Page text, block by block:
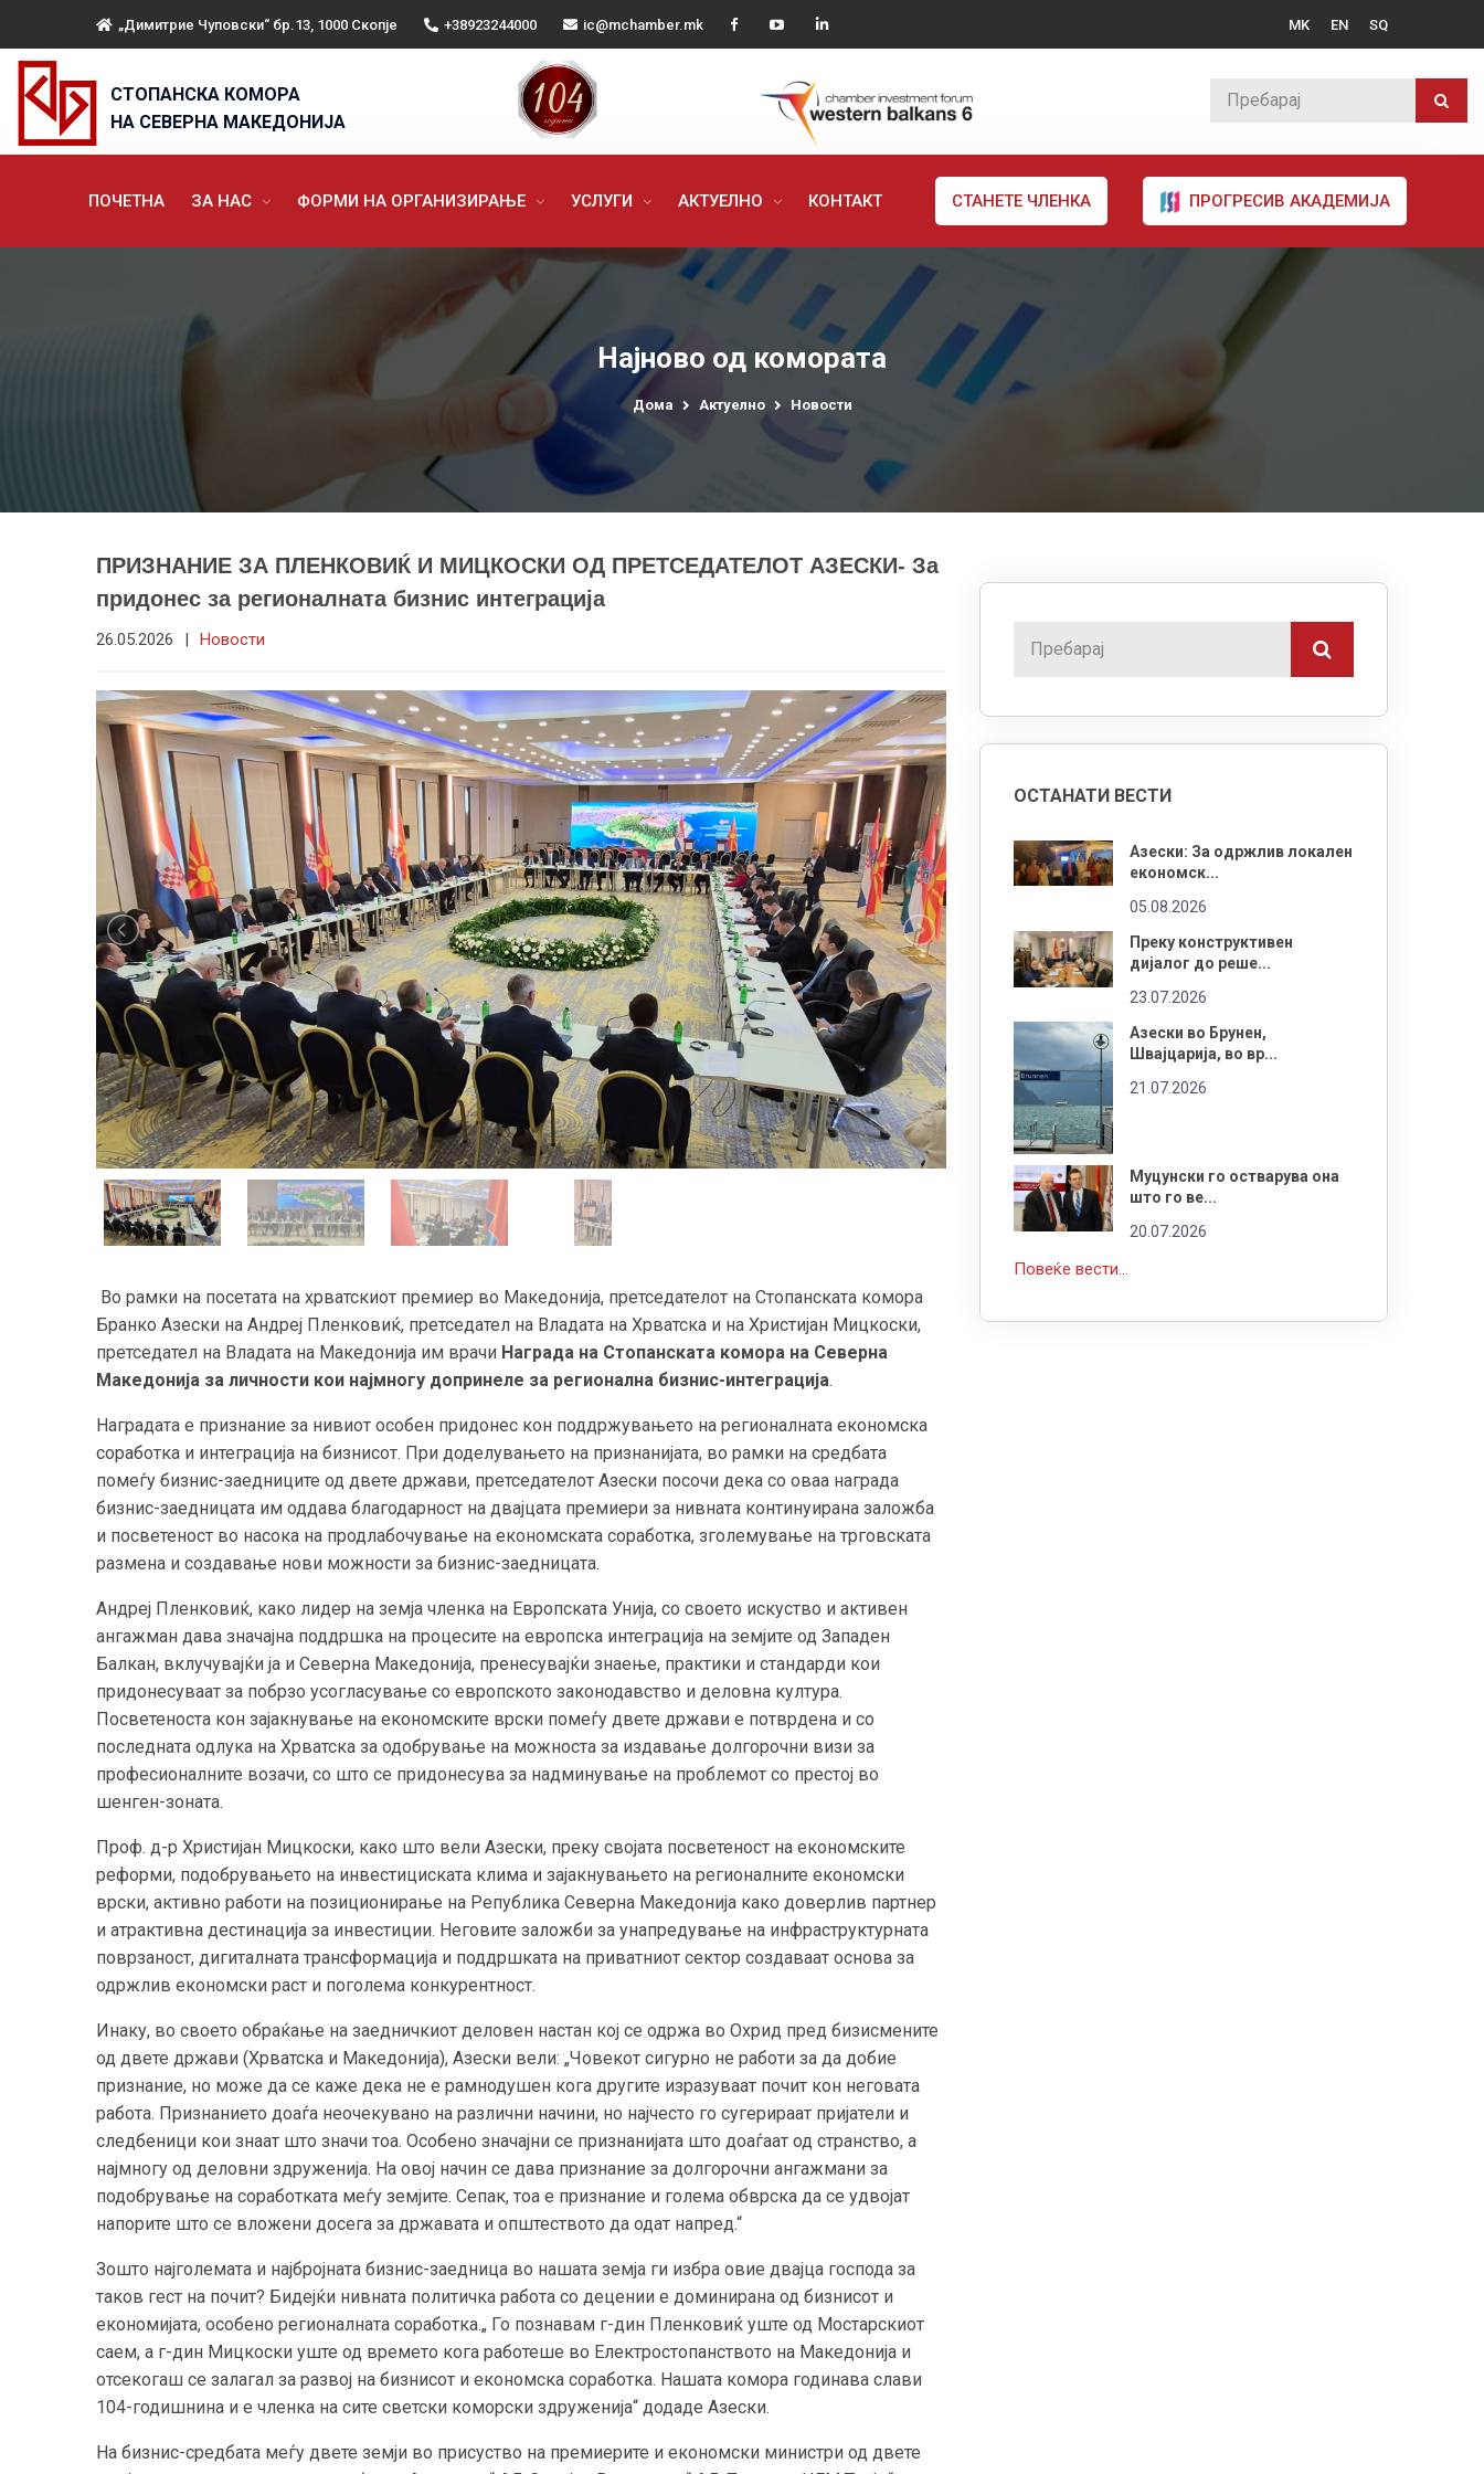
„Димитрие Чуповски“ бр.13, 1000 Скопје +38923244000 ic@mchamber.mk MK EN SQ
СТОПАНСКА КОМОРА
НА СЕВЕРНА МАКЕДОНИЈА
ПОЧЕТНА ЗА НАС ФОРМИ НА ОРГАНИЗИРАЊЕ УСЛУГИ АКТУЕЛНО КОНТАКТ СТАНЕТЕ ЧЛЕНКА ПРОГРЕСИВ АКАДЕМИЈА
Најново од комората
Дома Актуелно Новости
ПРИЗНАНИЕ ЗА ПЛЕНКОВИЌ И МИЦКОСКИ ОД ПРЕТСЕДАТЕЛОТ АЗЕСКИ- За
придонес за регионалната бизнис интеграција
26.05.2026 | Новости
Во рамки на посетата на хрватскиот премиер во Македонија, претседателот на Стопанската комора
Бранко Азески на Андреј Пленковиќ, претседател на Владата на Хрватска и на Христијан Мицкоски,
претседател на Владата на Македонија им врачи Награда на Стопанската комора на Северна
Македонија за личности кои најмногу допринеле за регионална бизнис-интеграција.
Наградата е признание за нивиот особен придонес кон поддржувањето на регионалната економска
соработка и интеграција на бизнисот. При доделувањето на признанијата, во рамки на средбата
помеѓу бизнис-заедниците од двете држави, претседателот Азески посочи дека со оваа награда
бизнис-заедницата им оддава благодарност на двајцата премиери за нивната континуирана заложба
и посветеност во насока на продлабочување на економската соработка, зголемување на трговската
размена и создавање нови можности за бизнис-заедницата.
Андреј Пленковиќ, како лидер на земја членка на Европската Унија, со своето искуство и активен
ангажман дава значајна поддршка на процесите на европска интеграција на земјите од Западен
Балкан, вклучувајќи ја и Северна Македонија, пренесувајќи знаење, практики и стандарди кои
придонесуваат за побрзо усогласување со европското законодавство и деловна култура.
Посветеноста кон зајакнување на економските врски помеѓу двете држави е потврдена и со
последната одлука на Хрватска за одобрување на можноста за издавање долгорочни визи за
професионалните возачи, со што се придонесува за надминување на проблемот со престој во
шенген-зоната.
Проф. д-р Христијан Мицкоски, како што вели Азески, преку својата посветеност на економските
реформи, подобрувањето на инвестициската клима и зајакнувањето на регионалните економски
врски, активно работи на позиционирање на Република Северна Македонија како доверлив партнер
и атрактивна дестинација за инвестиции. Неговите заложби за унапредување на инфраструктурната
поврзаност, дигиталната трансформација и поддршката на приватниот сектор создаваат основа за
одржлив економски раст и поголема конкурентност.
Инаку, во своето обраќање на заедничкиот деловен настан кој се одржа во Охрид пред бизисмените
од двете држави (Хрватска и Македонија), Азески вели: „Човекот сигурно не работи за да добие
признание, но може да се каже дека не е рамнодушен кога другите изразуваат почит кон неговата
работа. Признанието доаѓа неочекувано на различни начини, но најчесто го сугерираат пријатели и
следбеници кои знаат што значи тоа. Особено значајни се признанијата што доаѓаат од странство, а
најмногу од деловни здруженија. На овој начин се дава признание за долгорочни ангажмани за
подобрување на соработката меѓу земјите. Сепак, тоа е признание и голема обврска да се удвојат
напорите што се вложени досега за државата и општеството да одат напред.“
Зошто најголемата и најбројната бизнис-заедница во нашата земја ги избра овие двајца господа за
таков гест на почит? Бидејќи нивната политичка работа со децении е доминирана од бизнисот и
економијата, особено регионалната соработка.„ Го познавам г-дин Пленковиќ уште од Мостарскиот
саем, а г-дин Мицкоски уште од времето кога работеше во Електростопанството на Македонија и
отсекогаш се залагал за развој на бизнисот и економска соработка. Нашата комора годинава слави
104-годишнина и е членка на сите светски коморски здруженија“ додаде Азески.
На бизнис-средбата меѓу двете земји во присуство на премиерите и економски министри од двете
ОСТАНАТИ ВЕСТИ
Азески: За одржлив локален
економск...
05.08.2026
Преку конструктивен
дијалог до реше...
23.07.2026
Азески во Брунен,
Швајцарија, во вр...
21.07.2026
Муцунски го остварува она
што го ве...
20.07.2026
Повеќе вести...